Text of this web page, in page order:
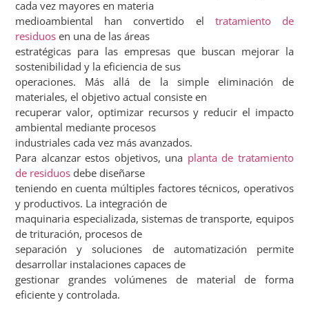
cada vez mayores en materia
medioambiental han convertido el tratamiento de
residuos en una de las áreas
estratégicas para las empresas que buscan mejorar la
sostenibilidad y la eficiencia de sus
operaciones. Más allá de la simple eliminación de
materiales, el objetivo actual consiste en
recuperar valor, optimizar recursos y reducir el impacto
ambiental mediante procesos
industriales cada vez más avanzados.
Para alcanzar estos objetivos, una planta de tratamiento
de residuos debe diseñarse
teniendo en cuenta múltiples factores técnicos, operativos
y productivos. La integración de
maquinaria especializada, sistemas de transporte, equipos
de trituración, procesos de
separación y soluciones de automatización permite
desarrollar instalaciones capaces de
gestionar grandes volúmenes de material de forma
eficiente y controlada.